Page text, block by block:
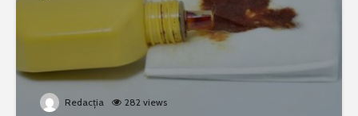
Redacția 282 views